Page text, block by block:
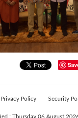
Privacy Policy Security
: Thursday 06 August